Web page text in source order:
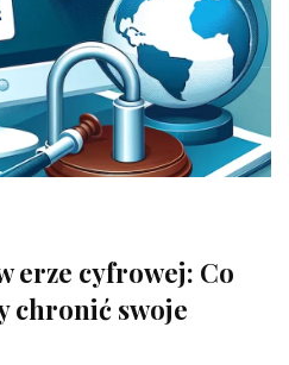
erze cyfrowej: Co
chronić swoje